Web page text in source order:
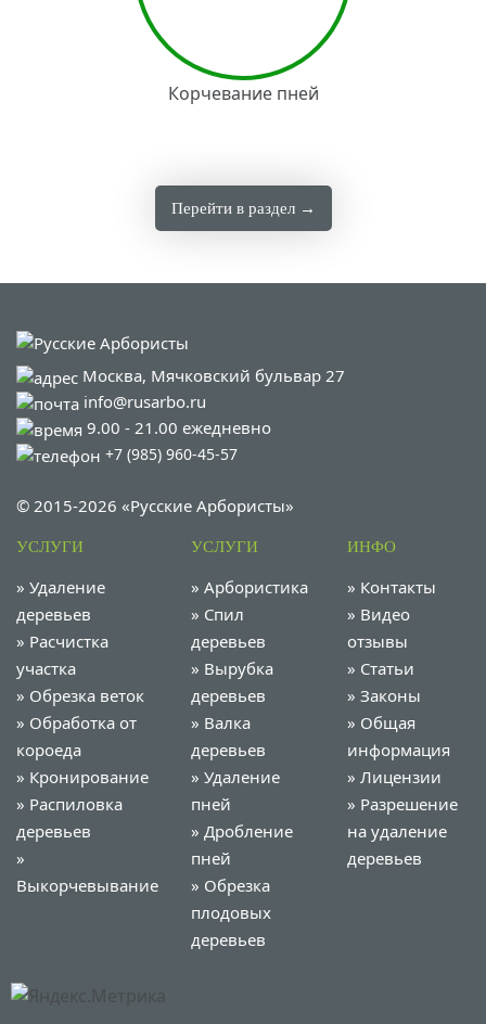
Корчевание пней
Перейти в раздел →
Москва, Мячковский бульвар 27
info@rusarbo.ru
9.00 - 21.00 ежедневно
+7 (985) 960-45-57
© 2015-2026 «Русские Арбористы»
УСЛУГИ
» Удаление
деревьев
» Расчистка
участка
» Обрезка веток
» Обработка от
короеда
» Кронирование
» Распиловка
деревьев
»
Выкорчевывание
УСЛУГИ
» Арбористика
» Спил
деревьев
» Вырубка
деревьев
» Валка
деревьев
» Удаление
пней
» Дробление
пней
» Обрезка
плодовых
деревьев
ИНФО
» Контакты
» Видео
отзывы
» Статьи
» Законы
» Общая
информация
» Лицензии
» Разрешение
на удаление
деревьев